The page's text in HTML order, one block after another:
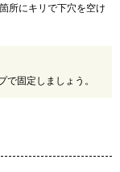
所にキリで下穴を空け
固定しましょう。